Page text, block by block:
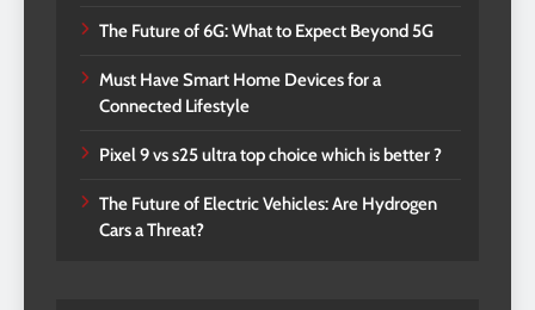
The Future of 6G: What to Expect Beyond 5G
Must Have Smart Home Devices for a
Connected Lifestyle
Pixel 9 vs s25 ultra top choice which is better ?
The Future of Electric Vehicles: Are Hydrogen
Cars a Threat?